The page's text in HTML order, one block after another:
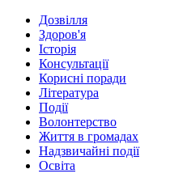
Дозвілля
Здоров'я
Історія
Консультації
Корисні поради
Література
Події
Волонтерство
Життя в громадах
Надзвичайні події
Освіта